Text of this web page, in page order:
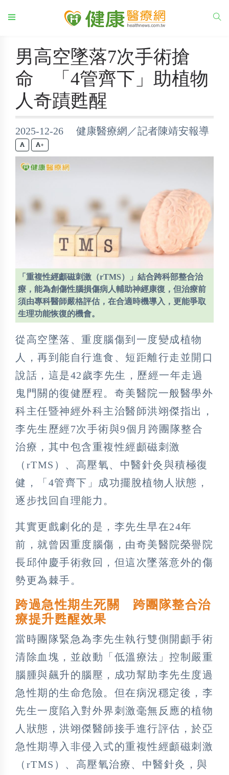
男高空墜落7次手術搶
命 「4管齊下」助植物
人奇蹟甦醒
2025-12-26 健康醫療網／記者陳靖安報導
+
「重複性經顱磁刺激（rTMS）」結合跨科部整合治
療，能為創傷性腦損傷病人輔助神經康復，但治療前
須由專科醫師嚴格評估，在合適時機導入，更能爭取
生理功能恢復的機會。
從高空墜落、重度腦傷到一度變成植物
人，再到能自行進食、短距離行走並開口
說話，這是42歲李先生，歷經一年走過
鬼門關的復健歷程。奇美醫院一般醫學外
科主任暨神經外科主治醫師洪翊傑指出，
李先生歷經7次手術與9個月跨團隊整合
治療，其中包含重複性經顱磁刺激
（rTMS）、高壓氧、中醫針灸與積極復
健，「4管齊下」成功擺脫植物人狀態，
逐步找回自理能力。
其實更戲劇化的是，李先生早在24年
前，就曾因重度腦傷，由奇美醫院榮譽院
長邱仲慶手術救回，但這次墜落意外的傷
勢更為棘手。
跨過急性期生死關 跨團隊整合治
療提升甦醒效果
當時團隊緊急為李先生執行雙側開顱手術
清除血塊，並啟動「低溫療法」控制嚴重
腦腫與飆升的腦壓，成功幫助李先生度過
急性期的生命危險。但在病況穩定後，李
先生一度陷入對外界刺激毫無反應的植物
人狀態，洪翊傑醫師接手進行評估，於亞
急性期導入非侵入式的重複性經顱磁刺激
（rTMS）、高壓氧治療、中醫針灸，與